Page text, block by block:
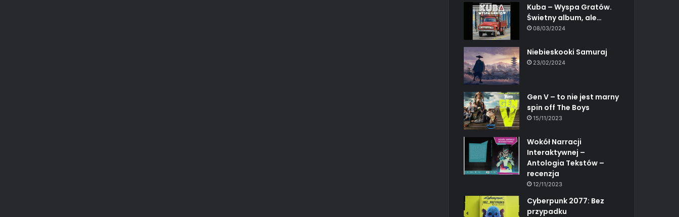
Kuba – Wyspa Gratów.
Świetny album, ale…
08/03/2024
Niebieskooki Samuraj
23/02/2024
Gen V – to nie jest marny
spin off The Boys
15/11/2023
Wokół Narracji
Interaktywnej –
Antologia Tekstów –
recenzja
12/11/2023
Cyberpunk 2077: Bez
przypadku